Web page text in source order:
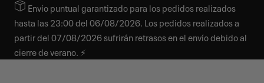
AL CONTENIDOEnvío puntual garantizado para los pedidos realizados
hasta las 23:00 del 06/08/2026. Los pedidos realizados a
partir del 07/08/2026 sufrirán retrasos en el envío debido al
cierre de verano. ⚡